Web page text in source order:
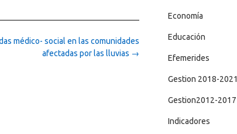
médico- social en las comunidades
afectadas por las lluvias →
Economía
Educación
Efemerides
Gestion 2018-2021
Gestion2012-2017
Indicadores